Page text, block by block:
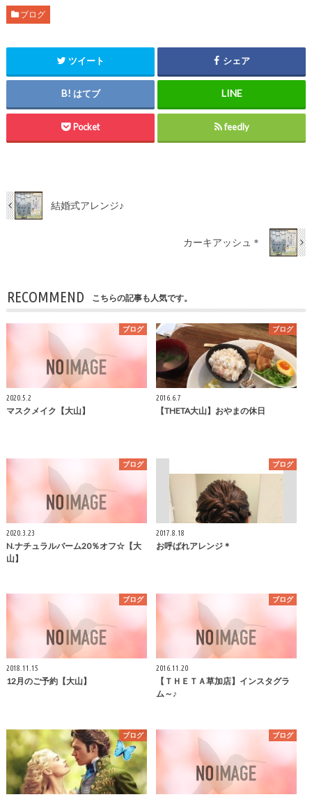
ブログ
ツイート シェア
はてブ
Pocket feedly
結婚式アレンジ♪
カーキアッシュ＊
RECOMMEND こちらの記事も人気です。
ブログ
2020.5.2
マスクメイク【大山】
ブログ
2016.6.7
【THETA大山】おやまの休日
ブログ
2020.3.23
N.ナチュラルバーム20％オフ☆【大
山】
ブログ
2017.8.18
お呼ばれアレンジ＊
ブログ
2018.11.15
12月のご予約【大山】
ブログ
2016.11.20
【ＴＨＥＴＡ草加店】インスタグラ
ム～♪
ブログ ブログ